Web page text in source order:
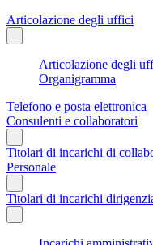
Articolazione degli uffici
Articolazione degli
Organigramma
Telefono e posta elettronica
Consulenti e collaboratori
Titolari di incarichi di
Personale
Titolari di incarichi